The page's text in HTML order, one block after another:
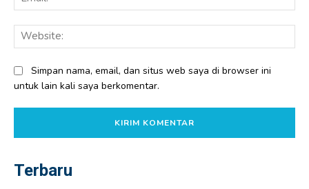
Simpan nama, email, dan situs web saya di browser ini
untuk lain kali saya berkomentar.
Terbaru